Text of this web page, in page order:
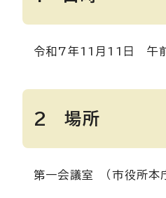
令和7年11月11日 午
2 場所
第一会議室 （市役所